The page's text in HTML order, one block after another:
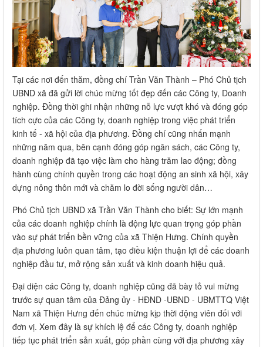
Tại các nơi đến thăm, đồng chí Trần Văn Thành – Phó Chủ tịch
UBND xã đã gửi lời chúc mừng tốt đẹp đến các Công ty, Doanh
nghiệp. Đồng thời ghi nhận những nỗ lực vượt khó và đóng góp
tích cực của các Công ty, doanh nghiệp trong việc phát triển
kinh tế - xã hội của địa phương. Đồng chí cũng nhấn mạnh
những năm qua, bên cạnh đóng góp ngân sách, các Công ty,
doanh nghiệp đã tạo việc làm cho hàng trăm lao động; đồng
hành cùng chính quyền trong các hoạt động an sinh xã hội, xây
dựng nông thôn mới và chăm lo đời sống người dân…
Phó Chủ tịch UBND xã Trần Văn Thành cho biết: Sự lớn mạnh
của các doanh nghiệp chính là động lực quan trọng góp phần
vào sự phát triển bền vững của xã Thiện Hưng. Chính quyền
địa phương luôn quan tâm, tạo điều kiện thuận lợi để các doanh
nghiệp đầu tư, mở rộng sản xuất và kinh doanh hiệu quả.
Đại diện các Công ty, doanh nghiệp cũng đã bày tỏ vui mừng
trước sự quan tâm của Đảng ủy - HĐND -UBND - UBMTTQ Việt
Nam xã Thiện Hưng đến chúc mừng kịp thời động viên đối với
đơn vị. Xem đây là sự khích lệ để các Công ty, doanh nghiệp
tiếp tục phát triển sản xuất, góp phần cùng với địa phương xây